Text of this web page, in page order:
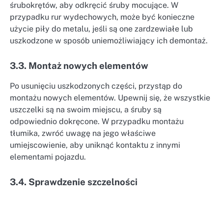
śrubokrętów, aby odkręcić śruby mocujące. W
przypadku rur wydechowych, może być konieczne
użycie piły do metalu, jeśli są one zardzewiałe lub
uszkodzone w sposób uniemożliwiający ich demontaż.
3.3. Montaż nowych elementów
Po usunięciu uszkodzonych części, przystąp do
montażu nowych elementów. Upewnij się, że wszystkie
uszczelki są na swoim miejscu, a śruby są
odpowiednio dokręcone. W przypadku montażu
tłumika, zwróć uwagę na jego właściwe
umiejscowienie, aby uniknąć kontaktu z innymi
elementami pojazdu.
3.4. Sprawdzenie szczelności